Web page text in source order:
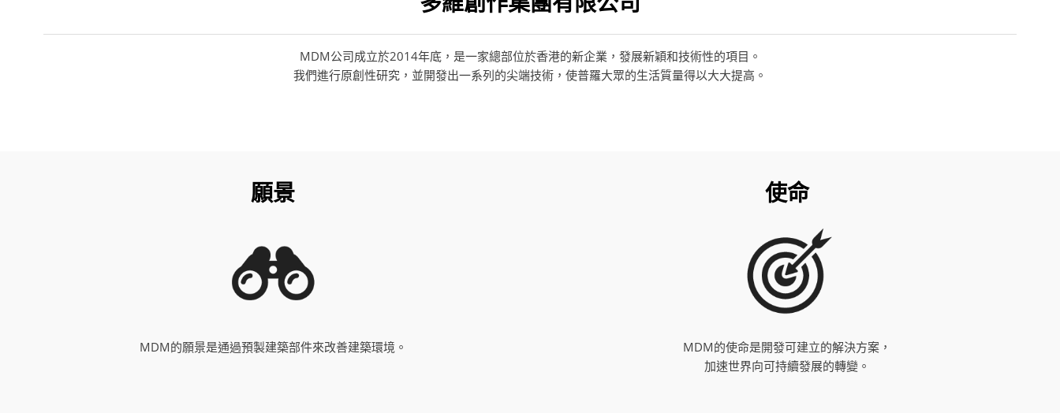
MDM公司成立於2014年底，是一家總部位於香港的新企業，發展新穎和技術性的項目。
我們進行原創性研究，並開發出一系列的尖端技術，使普羅大眾的生活質量得以大大提高。
願景
MDM的願景是通過預製建築部件來改善建築環境。
使命
MDM的使命是開發可建立的解決方案，
加速世界向可持續發展的轉變。